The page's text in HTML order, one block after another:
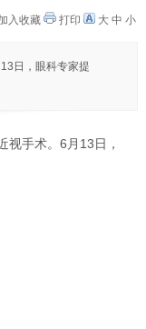
入收藏
打印 大 中 小
日，眼科专家提
视手术。6月13日，